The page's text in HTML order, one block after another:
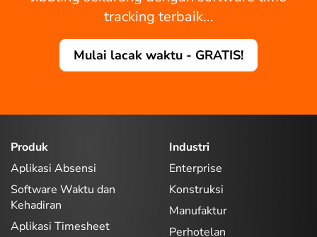
tracking terbaik...
Mulai lacak waktu - GRATIS!
Produk
Aplikasi Absensi
Software Waktu dan
Kehadiran
Aplikasi Timesheet
Industri
Enterprise
Konstruksi
Manufaktur
Perhotelan